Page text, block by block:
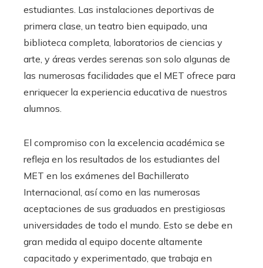
estudiantes. Las instalaciones deportivas de
primera clase, un teatro bien equipado, una
biblioteca completa, laboratorios de ciencias y
arte, y áreas verdes serenas son solo algunas de
las numerosas facilidades que el MET ofrece para
enriquecer la experiencia educativa de nuestros
alumnos.
El compromiso con la excelencia académica se
refleja en los resultados de los estudiantes del
MET en los exámenes del Bachillerato
Internacional, así como en las numerosas
aceptaciones de sus graduados en prestigiosas
universidades de todo el mundo. Esto se debe en
gran medida al equipo docente altamente
capacitado y experimentado, que trabaja en